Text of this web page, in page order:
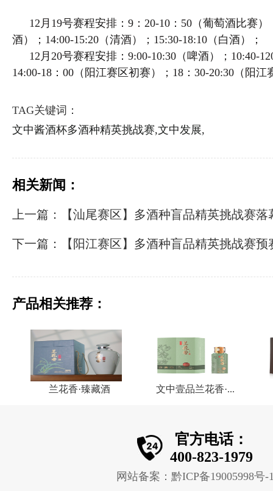
12月19号赛程安排：9：20-10：50（葡萄酒比赛）
酒）；14:00-15:20（清酒）；15:30-18:10（白酒）；
12月20号赛程安排：9:00-10:30（啤酒）；10:40-
14:00-18：00（阳江赛区初赛）；18：30-20:30（阳
TAG关键词：
文中酱酒杯多酒种精英挑战赛,文中发展,
相关新闻：
上一篇：【汕尾赛区】多酒种盲品精英挑战赛落
下一篇：【阳江赛区】多酒种盲品精英挑战赛预
产品相关推荐：
兰花香·臻藏酒 文中壹品兰花香·...
官方电话：
400-823-1979
网站备案：黔ICP备19005998号-